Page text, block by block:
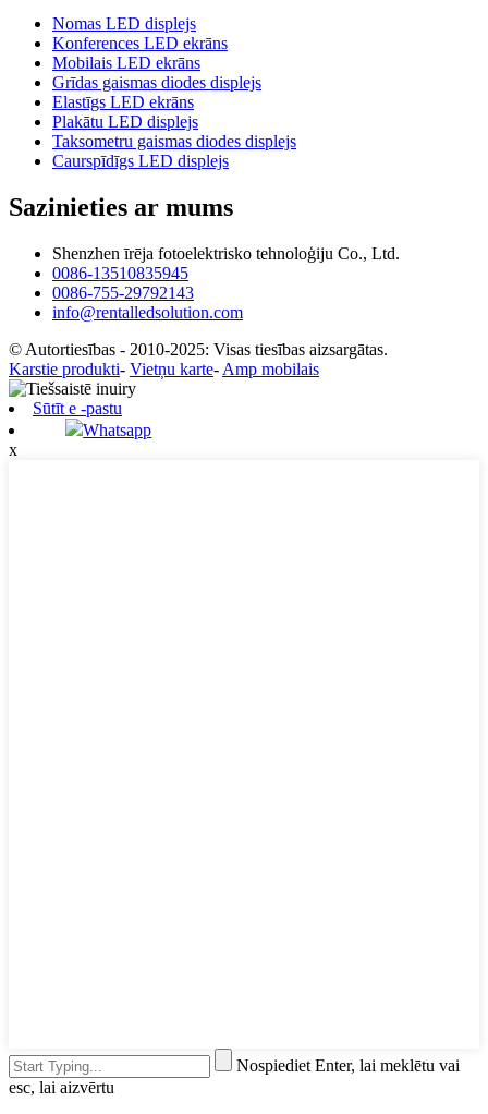
Nomas LED displejs
Konferences LED ekrāns
Mobilais LED ekrāns
Grīdas gaismas diodes displejs
Elastīgs LED ekrāns
Plakātu LED displejs
Taksometru gaismas diodes displejs
Caurspīdīgs LED displejs
Sazinieties ar mums
Shenzhen īrēja fotoelektrisko tehnoloģiju Co., Ltd.
0086-13510835945
0086-755-29792143
info@rentalledsolution.com
© Autortiesības - 2010-2025: Visas tiesības aizsargātas.
Karstie produkti- Vietņu karte- Amp mobilais
Sūtīt e -pastu
Whatsapp
x
Nospiediet Enter, lai meklētu vai
esc, lai aizvērtu